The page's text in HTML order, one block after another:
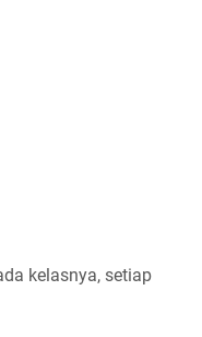
kelasnya, setiap